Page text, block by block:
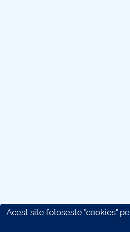
Acest site foloseste "cookies"